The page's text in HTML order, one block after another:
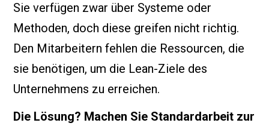
Sie verfügen zwar über Systeme oder
Methoden, doch diese greifen nicht richtig.
Den Mitarbeitern fehlen die Ressourcen, die
sie benötigen, um die Lean-Ziele des
Unternehmens zu erreichen.
Die Lösung? Machen Sie Standardarbeit zur